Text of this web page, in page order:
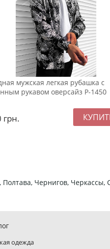
мужская легкая рубашка с
рукавом оверсайз Р-1450
грн.
Чернигов,
одежда